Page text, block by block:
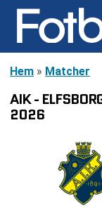
Hem » Matcher
AIK -
2026